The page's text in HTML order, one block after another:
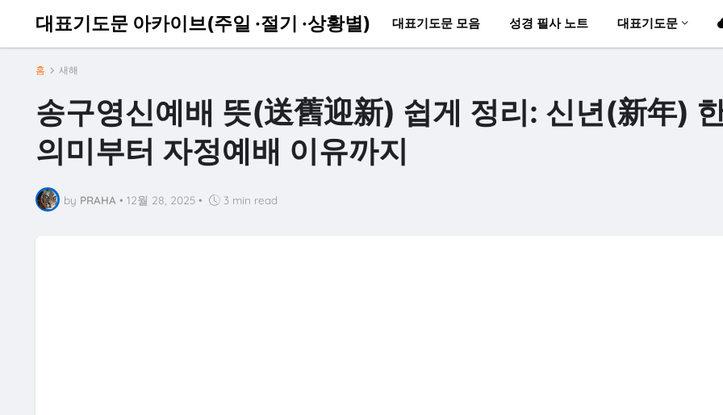
대표기도문 아카이브(주일 ·절기 ·상황별) 대표기도문 모음 성경 필사 노트 대표기도문
홈 새해
송구영신예배 뜻(送舊迎新) 쉽게 정리: 신년(新年)
의미부터 자정예배 이유까지
by PRAHA • 12월 28, 2025 • 3 min read